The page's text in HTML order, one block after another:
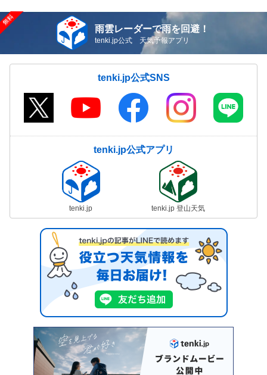
雨雲レーダーで雨を回避！
tenki.jp公式 天気予報アプリ
tenki.jp公式SNS
tenki.jp公式アプリ
tenki.jp tenki.jp 登山天気